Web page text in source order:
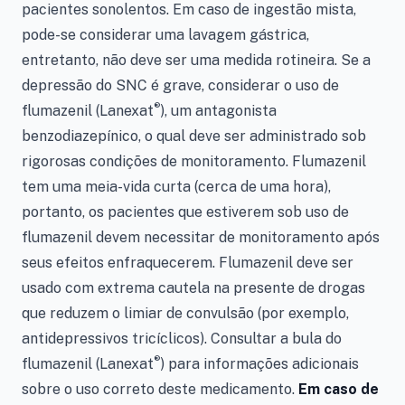
pacientes sonolentos. Em caso de ingestão mista,
pode-se considerar uma lavagem gástrica,
entretanto, não deve ser uma medida rotineira. Se a
depressão do SNC é grave, considerar o uso de
flumazenil (Lanexat®), um antagonista
benzodiazepínico, o qual deve ser administrado sob
rigorosas condições de monitoramento. Flumazenil
tem uma meia-vida curta (cerca de uma hora),
portanto, os pacientes que estiverem sob uso de
flumazenil devem necessitar de monitoramento após
seus efeitos enfraquecerem. Flumazenil deve ser
usado com extrema cautela na presente de drogas
que reduzem o limiar de convulsão (por exemplo,
antidepressivos tricíclicos). Consultar a bula do
flumazenil (Lanexat®) para informações adicionais
sobre o uso correto deste medicamento. Em caso de